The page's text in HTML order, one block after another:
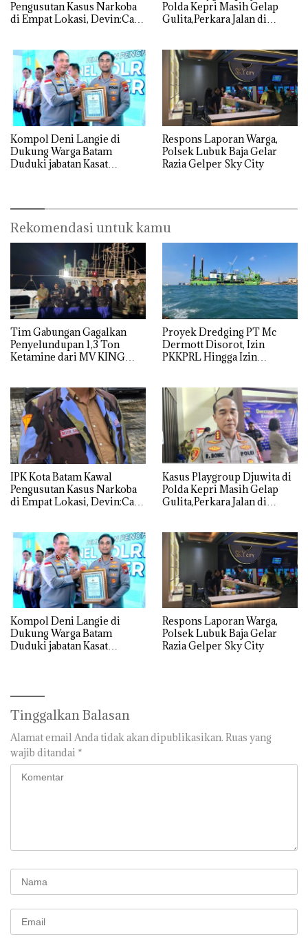
Pengusutan Kasus Narkoba
di Empat Lokasi, Devin:Cari
Polda Kepri Masih Gelap
Gulita,Perkara Jalan di
Kompol Deni Langie di
Dukung Warga Batam
Duduki jabatan Kasat
Respons Laporan Warga,
Polsek Lubuk Baja Gelar
Razia Gelper Sky City
Rekomendasi untuk kamu
Tim Gabungan Gagalkan
Penyelundupan 1,3 Ton
Ketamine dari MV KING
Proyek Dredging PT Mc
Dermott Disorot, Izin
PKKPRL Hingga Izin
IPK Kota Batam Kawal
Pengusutan Kasus Narkoba
di Empat Lokasi, Devin:Cari
Kasus Playgroup Djuwita di
Polda Kepri Masih Gelap
Gulita,Perkara Jalan di
Kompol Deni Langie di
Dukung Warga Batam
Duduki jabatan Kasat
Respons Laporan Warga,
Polsek Lubuk Baja Gelar
Razia Gelper Sky City
Tinggalkan Balasan
Alamat email Anda tidak akan dipublikasikan. Ruas yang
wajib ditandai *